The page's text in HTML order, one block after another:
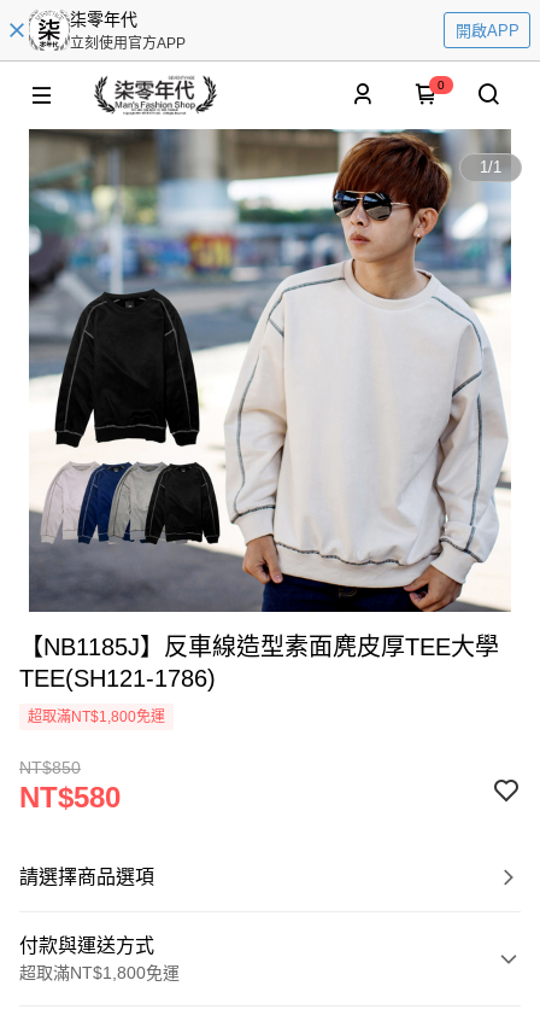
柒零年代
立刻使用官方APP
開啟APP
0
1/1
【NB1185J】反車線造型素面麂皮厚TEE大學
TEE(SH121-1786)
超取滿NT$1,800免運
NT$850
NT$580
請選擇商品選項
付款與運送方式
超取滿NT$1,800免運